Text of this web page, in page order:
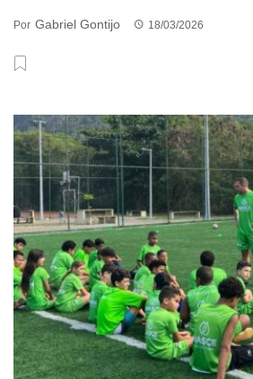
Por Gabriel Gontijo 18/03/2026